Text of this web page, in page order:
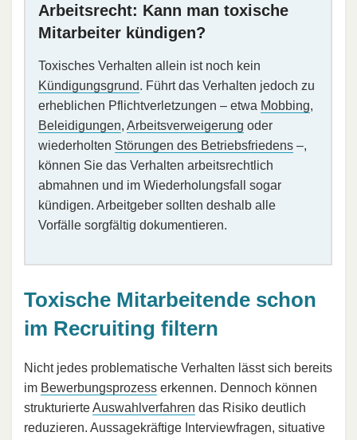
Arbeitsrecht: Kann man toxische
Mitarbeiter kündigen?
Toxisches Verhalten allein ist noch kein
Kündigungsgrund. Führt das Verhalten jedoch zu
erheblichen Pflichtverletzungen – etwa Mobbing,
Beleidigungen, Arbeitsverweigerung oder
wiederholten Störungen des Betriebsfriedens –,
können Sie das Verhalten arbeitsrechtlich
abmahnen und im Wiederholungsfall sogar
kündigen. Arbeitgeber sollten deshalb alle
Vorfälle sorgfältig dokumentieren.
Toxische Mitarbeitende schon
im Recruiting filtern
Nicht jedes problematische Verhalten lässt sich bereits
im Bewerbungsprozess erkennen. Dennoch können
strukturierteAuswahlverfahren das Risiko deutlich
reduzieren. Aussagekräftige Interviewfragen, situative